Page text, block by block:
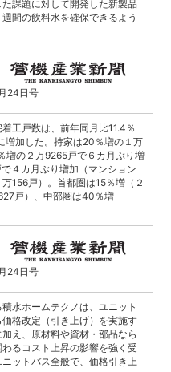
課題に対して開発した新製品
間の飲料水を確保できるよう
24日号
工戸数は、前年同月比11.4％
増加した。持家は20％増の１万
増の２万9265戸で６カ月ぶり増
４カ月ぶり増加（マンション
156戸）。首都圏は15％増（２
戸）、中部圏は40％増
24日号
水ホームテクノは、ユニット
格改定（引き上げ）を実施す
え、原材料や資材・部品なら
るコスト上昇の影響を強く受
ットバス全般で、価格引き上